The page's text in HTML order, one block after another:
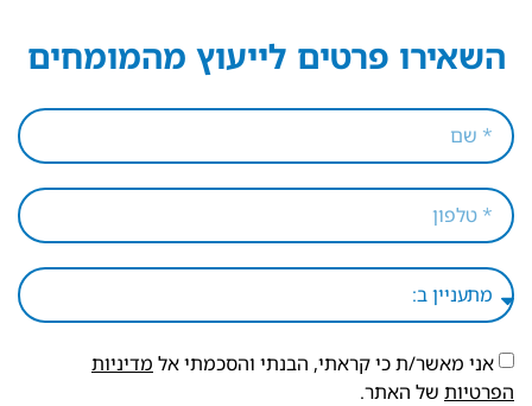
השאירו פרטים לייעוץ מהמומחים
אני מאשר/ת כי קראתי, הבנתי והסכמתי אל מדיניות
הפרטיות של האתר.